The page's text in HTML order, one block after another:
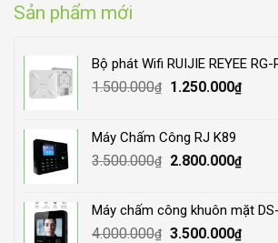
Sản phẩm mới
Bộ phát Wifi RUIJIE REYEE
1.500.000₫
Original
1.500.000₫.
1.250.000₫Current
Máy Chấm Công RJ K89
3.500.000₫
Original
3.500.000₫.
2.800.000₫Current
Máy chấm công khuôn mặt
4.000.000₫ Original
3.500.000₫Current